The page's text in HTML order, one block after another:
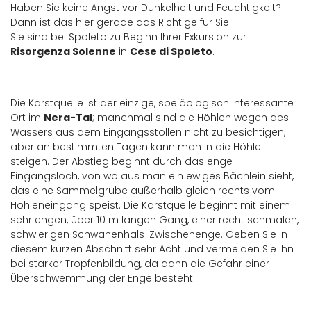
Haben Sie keine Angst vor Dunkelheit und Feuchtigkeit?
Dann ist das hier gerade das Richtige für Sie.
Sie sind bei Spoleto zu Beginn Ihrer Exkursion zur
Risorgenza Solenne in Cese di Spoleto.
Die Karstquelle ist der einzige, speläologisch interessante
Ort im Nera-Tal; manchmal sind die Höhlen wegen des
Wassers aus dem Eingangsstollen nicht zu besichtigen,
aber an bestimmten Tagen kann man in die Höhle
steigen. Der Abstieg beginnt durch das enge
Eingangsloch, von wo aus man ein ewiges Bächlein sieht,
das eine Sammelgrube außerhalb gleich rechts vom
Höhleneingang speist. Die Karstquelle beginnt mit einem
sehr engen, über 10 m langen Gang, einer recht schmalen,
schwierigen Schwanenhals-Zwischenenge. Geben Sie in
diesem kurzen Abschnitt sehr Acht und vermeiden Sie ihn
bei starker Tropfenbildung, da dann die Gefahr einer
Überschwemmung der Enge besteht.